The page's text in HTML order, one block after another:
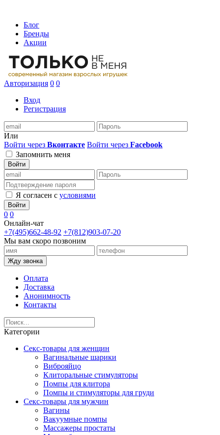
Блог
Бренды
Акции
Авторизация 0 0
Вход
Регистрация
Или
Войти через Вконтакте Войти через Facebook
Запомнить меня
Войти
Я согласен с условиями
Войти
0 0
Онлайн-чат
+7(495)662-48-92 +7(812)903-07-20
Мы вам скоро позвоним
Жду звонка
Оплата
Доставка
Анонимность
Контакты
Категории
Секс-товары для женщин
Вагинальные шарики
Виброяйцо
Клиторальные стимуляторы
Помпы для клитора
Помпы и стимуляторы для груди
Секс-товары для мужчин
Вагины
Вакуумные помпы
Массажеры простаты